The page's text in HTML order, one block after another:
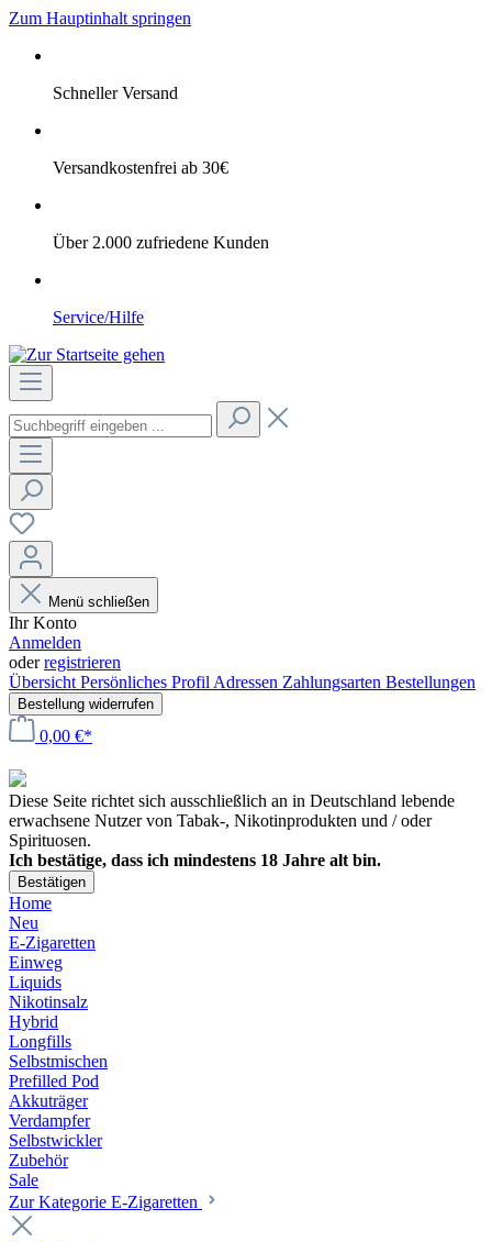
Zum Hauptinhalt springen
Schneller Versand
Versandkostenfrei ab 30€
Über 2.000 zufriedene Kunden
Service/Hilfe
Menü schließen
Ihr Konto
Anmelden
oderregistrieren
Übersicht Persönliches Profil Adressen Zahlungsarten Bestellungen
Bestellung widerrufen
0,00 €*
Diese Seite richtet sich ausschließlich an in Deutschland lebende
erwachsene Nutzer von Tabak-, Nikotinprodukten und / oder
Spirituosen.
Ich bestätige, dass ich mindestens 18 Jahre alt bin.
Bestätigen
Home
Neu
E-Zigaretten
Einweg
Liquids
Nikotinsalz
Hybrid
Longfills
Selbstmischen
Prefilled Pod
Akkuträger
Verdampfer
Selbstwickler
Zubehör
Sale
Zur Kategorie E-Zigaretten